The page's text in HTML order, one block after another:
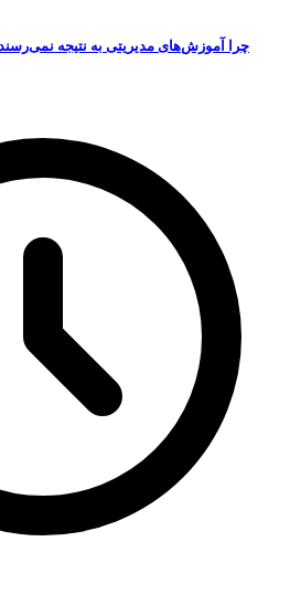
چرا آموزش‌های مدیریتی به نتیجه